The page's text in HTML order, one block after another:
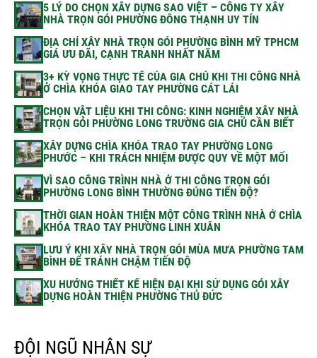
5 LÝ DO CHỌN XÂY DỰNG SAO VIỆT – CÔNG TY XÂY
NHÀ TRỌN GÓI PHƯỜNG ĐÔNG THẠNH UY TÍN
ĐỊA CHỈ XÂY NHÀ TRỌN GÓI PHƯỜNG BÌNH MỸ TPHCM
GIÁ ƯU ĐÃI, CẠNH TRANH NHẤT NĂM
3+ KỲ VỌNG THỰC TẾ CỦA GIA CHỦ KHI THI CÔNG NHÀ
Ở CHÌA KHÓA GIAO TAY PHƯỜNG CÁT LÁI
CHỌN VẬT LIỆU KHI THI CÔNG: KINH NGHIỆM XÂY NHÀ
TRỌN GÓI PHƯỜNG LONG TRƯỜNG GIA CHỦ CẦN BIẾT
XÂY DỰNG CHÌA KHÓA TRAO TAY PHƯỜNG LONG
PHƯỚC – KHI TRÁCH NHIỆM ĐƯỢC QUY VỀ MỘT MỐI
VÌ SAO CÔNG TRÌNH NHÀ Ở THI CÔNG TRỌN GÓI
PHƯỜNG LONG BÌNH THƯỜNG ĐÚNG TIẾN ĐỘ?
THỜI GIAN HOÀN THIỆN MỘT CÔNG TRÌNH NHÀ Ở CHÌA
KHÓA TRAO TAY PHƯỜNG LINH XUÂN
LƯU Ý KHI XÂY NHÀ TRỌN GÓI MÙA MƯA PHƯỜNG TAM
BÌNH ĐỂ TRÁNH CHẬM TIẾN ĐỘ
XU HƯỚNG THIẾT KẾ HIỆN ĐẠI KHI SỬ DỤNG GÓI XÂY
DỰNG HOÀN THIỆN PHƯỜNG THỦ ĐỨC
ĐỘI NGŨ NHÂN SỰ